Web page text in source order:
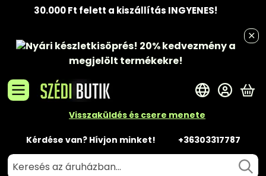
30.000 Ft felett a kiszállítás INGYENES!
Nyári készletkisöprés! 20% kedvezménya
megjelölt termékekre!
Visszaküldés és csere menete
Kérdése van? Hívjon minket! +36303317787
A